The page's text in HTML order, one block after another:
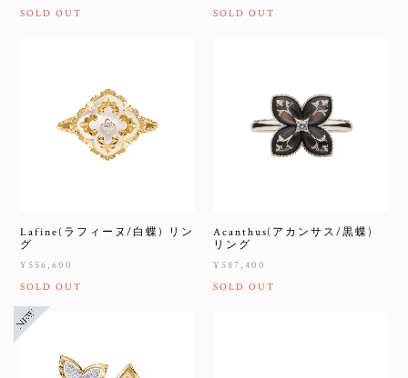
SOLD OUT
SOLD OUT
Lafine(ラフィーヌ/白蝶) リン
グ
¥556,600
SOLD OUT
Acanthus(アカンサス/黒蝶)
リング
¥587,400
SOLD OUT